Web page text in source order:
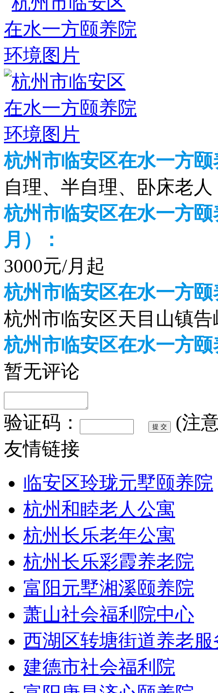
杭州市临安区在水一方
自理、半自理、卧床老人
杭州市临安区在水一方
月）：
3000元/月起
杭州市临安区在水一方
杭州市临安区天目山镇告
杭州市临安区在水一方
暂无评论
验证码：
(注
友情链接
临安区玲珑元墅颐养院
杭州和睦老人公寓
杭州长乐老年公寓
杭州长乐彩霞养老院
富阳元墅湘溪颐养院
萧山社会福利院中心
西湖区转塘街道养老
建德市社会福利院